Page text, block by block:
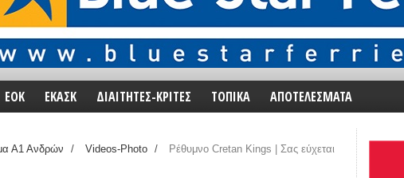
ΕΟΚ ΕΚΑΣΚ ΔΙΑΙΤΗΤΕΣ-ΚΡΙΤΕΣ ΤΟΠΙΚΑ ΑΠΟΤΕΛΕΣΜΑΤΑ
Α1 Ανδρών / Videos-Photo /
Ρέθυμνο Cretan Kings | Σας εύχεται